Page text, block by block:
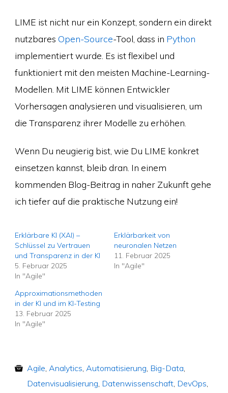
LIME ist nicht nur ein Konzept, sondern ein direkt
nutzbares Open-Source-Tool, dass in Python
implementiert wurde. Es ist flexibel und
funktioniert mit den meisten Machine-Learning-
Modellen. Mit LIME können Entwickler
Vorhersagen analysieren und visualisieren, um
die Transparenz ihrer Modelle zu erhöhen.
Wenn Du neugierig bist, wie Du LIME konkret
einsetzen kannst, bleib dran. In einem
kommenden Blog-Beitrag in naher Zukunft gehe
ich tiefer auf die praktische Nutzung ein!
Erklärbare KI (XAI) –
Schlüssel zu Vertrauen
und Transparenz in der KI
5. Februar 2025
In "Agile"
Erklärbarkeit von
neuronalen Netzen
11. Februar 2025
In "Agile"
Approximationsmethoden
in der KI und im KI-Testing
13. Februar 2025
In "Agile"
Agile, Analytics, Automatisierung, Big-Data,
Datenvisualisierung, Datenwissenschaft, DevOps,